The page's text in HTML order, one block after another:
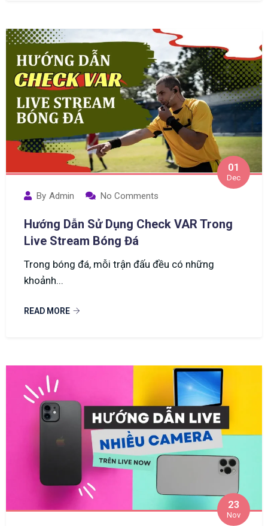
01
Dec
By Admin No Comments
Hướng Dẫn Sử Dụng Check VAR Trong
Live Stream Bóng Đá
Trong bóng đá, mỗi trận đấu đều có những
khoảnh...
READ MORE
23
Nov